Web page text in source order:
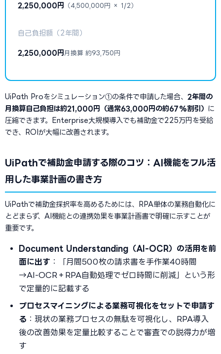
2,250,000円 （4,500,000円 × 1/2）
自己負担額（2年間）
2,250,000円 月換算 約93,750円
UiPath Proをシミュレーション①の条件で申請した場合、 2年間の
月換算自己負担は約21,000円（通常63,000円の約67%割引） に
圧縮できます。Enterprise大規模導入でも補助金で225万円を受給
でき、ROIが大幅に改善されます。
UiPathで補助金申請する際のコツ：AI機能をフル活
用した事業計画の書き方
UiPathで補助金採択率を高めるためには、RPA単体の業務自動化に
とどまらず、AI機能との連携効果を事業計画書で明確に示すことが
重要です。
Document Understanding（AI-OCR）の活用を前
面に出す ：「月間500枚の請求書を手作業40時間
→AI-OCR＋RPA自動処理でゼロ時間に削減」という形
で定量的に記載する
プロセスマイニングによる業務可視化をセットで申請す
る ：現状の業務プロセスの無駄を可視化し、RPA導入
後の改善効果を定量比較することで審査での説得力が増
す